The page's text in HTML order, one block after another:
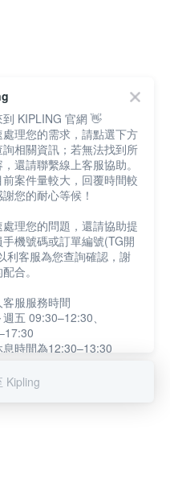
KIPLING 官網 👋
理您的需求，請點選下方
相關資訊；若無法找到所
還請聯繫線上客服協助。
前案件量較大，回覆時間較
您的耐心等候！
理您的問題，還請協助提
機號碼或訂單編號(TG開
利客服為您查詢確認，謝
合。
客服服務時間
五 09:30–12:30、
息時間為12:30–13:30
：系統會自動已讀訊息，如
Kipling